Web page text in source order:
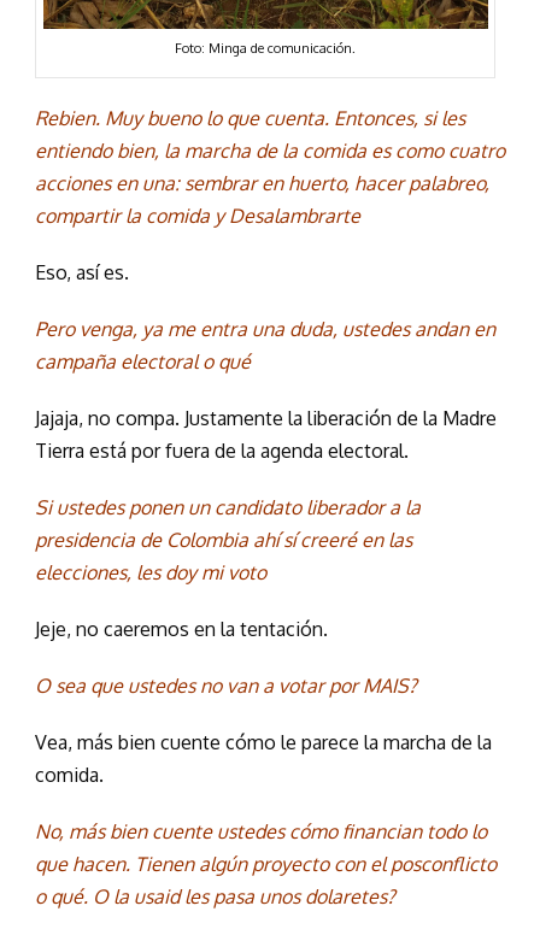
Foto: Minga de comunicación.
Rebien. Muy bueno lo que cuenta. Entonces, si les
entiendo bien, la marcha de la comida es como cuatro
acciones en una: sembrar en huerto, hacer palabreo,
compartir la comida y Desalambrarte
Eso, así es.
Pero venga, ya me entra una duda, ustedes andan en
campaña electoral o qué
Jajaja, no compa. Justamente la liberación de la Madre
Tierra está por fuera de la agenda electoral.
Si ustedes ponen un candidato liberador a la
presidencia de Colombia ahí sí creeré en las
elecciones, les doy mi voto
Jeje, no caeremos en la tentación.
O sea que ustedes no van a votar por MAIS?
Vea, más bien cuente cómo le parece la marcha de la
comida.
No, más bien cuente ustedes cómo financian todo lo
que hacen. Tienen algún proyecto con el posconflicto
o qué. O la usaid les pasa unos dolaretes?